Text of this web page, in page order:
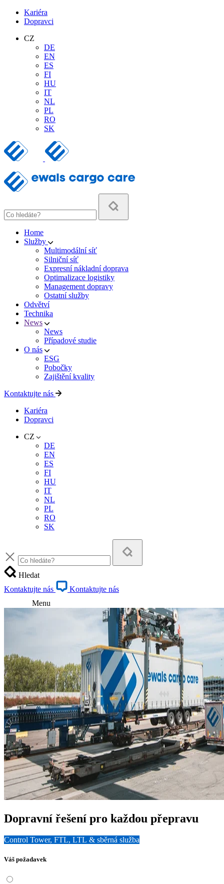
Kariéra
Dopravci
CZ
DE
EN
ES
FI
HU
IT
NL
PL
RO
SK
Home
Služby
Multimodální síť
Silniční síť
Expresní nákladní doprava
Optimalizace logistiky
Management dopravy
Ostatní služby
Odvětví
Technika
News
News
Případové studie
O nás
ESG
Pobočky
Zajištění kvality
Kontaktujte nás
Kariéra
Dopravci
CZ
DE
EN
ES
FI
HU
IT
NL
PL
RO
SK
Hledat
Kontaktujte nás
Kontaktujte nás
Menu
Dopravní řešení pro každou přepravu
Control Tower, FTL, LTL & sběrná služba
Váš požadavek